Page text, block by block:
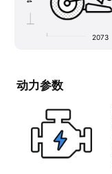
4
2073
动力参数